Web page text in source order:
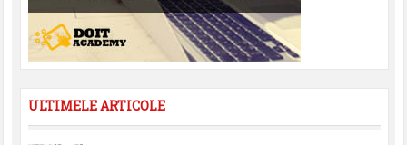
ULTIMELE ARTICOLE